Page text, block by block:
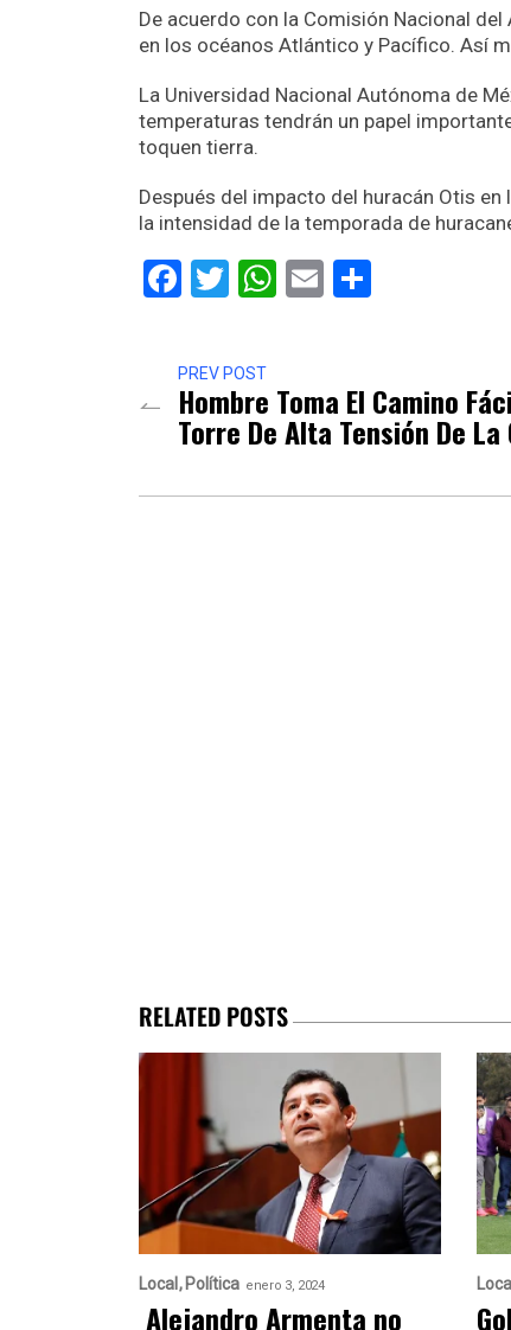
De acuerdo con la Comisión Nacional
en los océanos Atlántico y Pacífico. Así
La Universidad Nacional Autónoma de
temperaturas tendrán un papel
toquen tierra.
Después del impacto del huracán Otis
la intensidad de la temporada de
Facebook
Twitter
WhatsApp
Email
PREV POST
Hombre Toma El Camino
Torre De Alta Tensión De La
RELATED POSTS
Local Política enero 3, 2024
Alejandro Armenta no
Local